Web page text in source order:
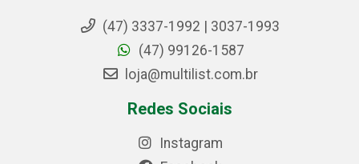
(47) 3337-1992 | 3037-1993
(47) 99126-1587
loja@multilist.com.br
Redes Sociais
Instagram